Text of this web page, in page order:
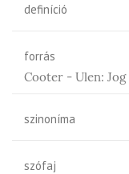
definíció
forrás
Cooter - Ulen: Jog
szinoníma
szófaj